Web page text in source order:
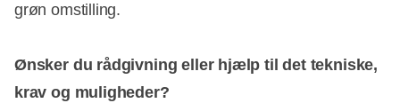
grøn omstilling.
Ønsker du rådgivning eller hjælp til det tekniske,
krav og muligheder?